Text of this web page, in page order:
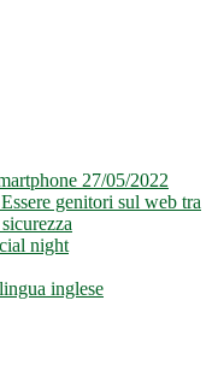
27/05/2022
genitori sul web tra
night
inglese